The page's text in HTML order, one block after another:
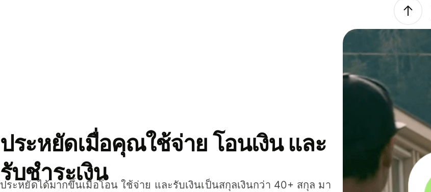
ประหยัดเมื่อคุณใช้จ่าย โอนเงิน และ
รับชำระเงิน
ประหยัดได้มากขึ้นเมื่อโอน ใช้จ่าย และรับเงินเป็นสกุลเงินกว่า 40+ สกุล มา